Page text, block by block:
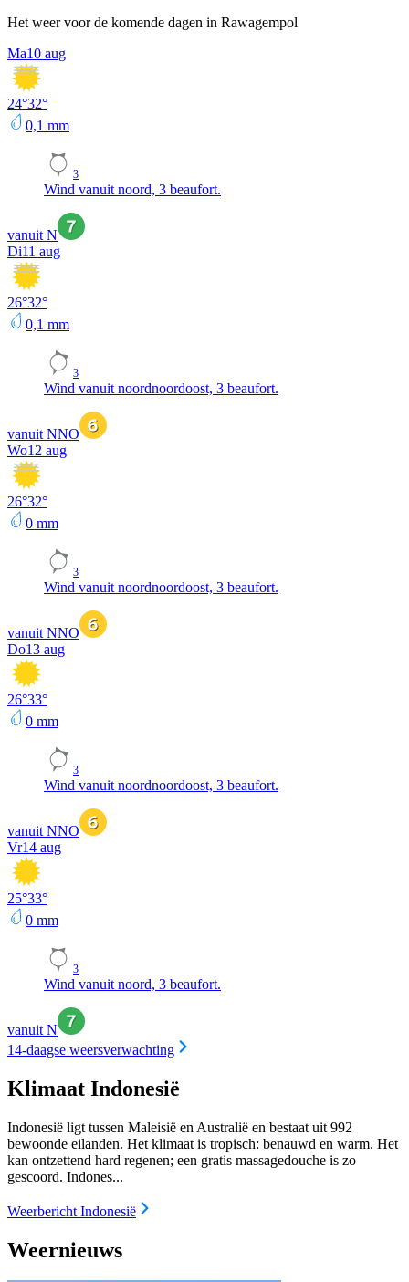
Het weer voor de komende dagen in Rawagempol
Ma10 aug
24°32°
0,1 mm
3
Wind vanuit noord, 3 beaufort.
vanuit N
Di11 aug
26°32°
0,1 mm
3
Wind vanuit noordnoordoost, 3 beaufort.
vanuit NNO
Wo12 aug
26°32°
0 mm
3
Wind vanuit noordnoordoost, 3 beaufort.
vanuit NNO
Do13 aug
26°33°
0 mm
3
Wind vanuit noordnoordoost, 3 beaufort.
vanuit NNO
Vr14 aug
25°33°
0 mm
3
Wind vanuit noord, 3 beaufort.
vanuit N
14-daagse weersverwachting
Klimaat Indonesië
Indonesië ligt tussen Maleisië en Australië en bestaat uit 992
bewoonde eilanden. Het klimaat is tropisch: benauwd en warm. Het
kan ontzettend hard regenen; een gratis massagedouche is zo
gescoord. Indones...
Weerbericht Indonesië
Weernieuws